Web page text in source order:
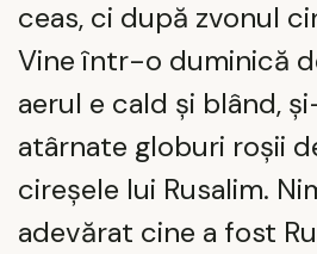
ceas, ci după zvonul
Vine într-o duminică
aerul e cald și blând,
atârnate globuri roșii
cireșele lui Rusalim.
adevărat cine a fost